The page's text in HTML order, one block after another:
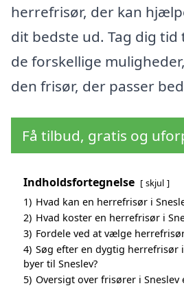
herrefrisør, der kan
dit bedste ud. Tag dig
de forskellige
den frisør, der passer
Få tilbud, gratis og
Indholdsfortegnelse skjul
1) Hvad kan en herrefrisør i
2) Hvad koster en herrefrisør i
3) Fordele ved at vælge
4) Søg efter en dygtig herrefrisør
byer til Sneslev?
5) Oversigt over frisører i Sneslev